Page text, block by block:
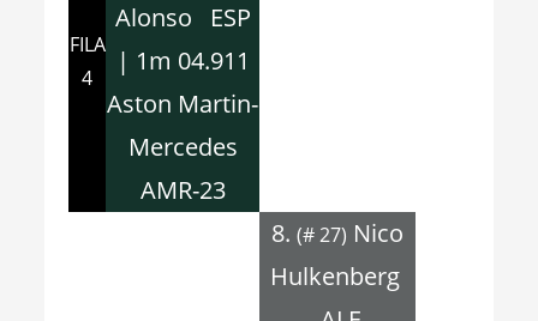
FILA
4
Alonso ESP
| 1m 04.911
Aston Martin-
Mercedes
AMR-23
8.(# 27) Nico
Hulkenberg